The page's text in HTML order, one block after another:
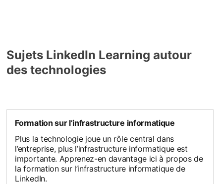
Sujets LinkedIn Learning autour
des technologies
Formation sur l’infrastructure informatique
Plus la technologie joue un rôle central dans
l’entreprise, plus l’infrastructure informatique est
importante. Apprenez-en davantage ici à propos de
la formation sur l’infrastructure informatique de
LinkedIn.